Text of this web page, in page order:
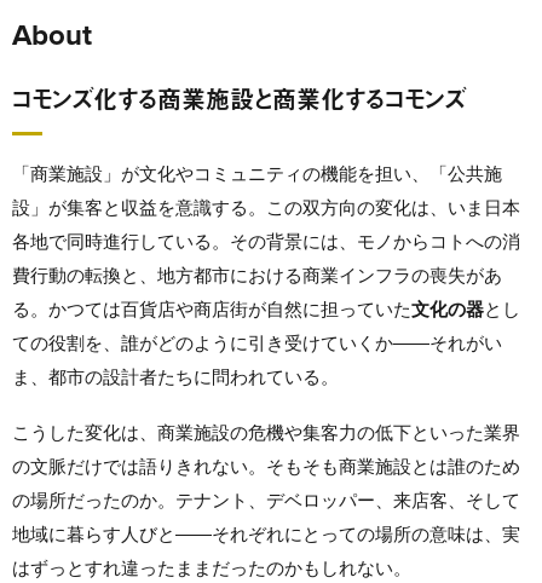
About
コモンズ化する商業施設と商業化するコモンズ
「商業施設」が文化やコミュニティの機能を担い、「公共施
設」が集客と収益を意識する。この双方向の変化は、いま日本
各地で同時進行している。その背景には、モノからコトへの消
費行動の転換と、地方都市における商業インフラの喪失があ
る。かつては百貨店や商店街が自然に担っていた文化の器とし
ての役割を、誰がどのように引き受けていくか——それがい
ま、都市の設計者たちに問われている。
こうした変化は、商業施設の危機や集客力の低下といった業界
の文脈だけでは語りきれない。そもそも商業施設とは誰のため
の場所だったのか。テナント、デベロッパー、来店客、そして
地域に暮らす人びと——それぞれにとっての場所の意味は、実
はずっとすれ違ったままだったのかもしれない。